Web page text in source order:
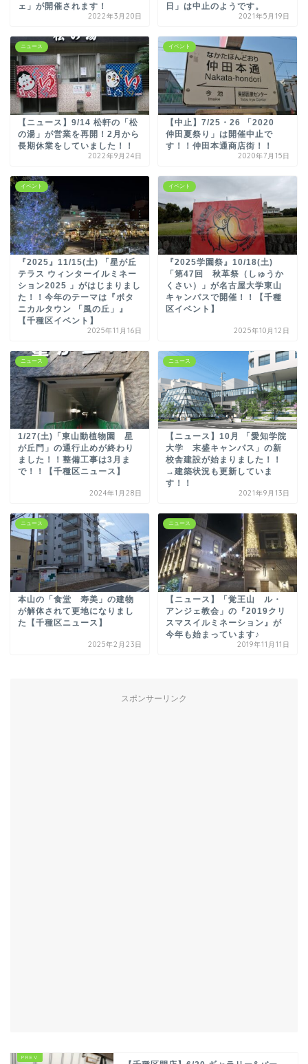
ェ」が開催されます！
2022年3月20日
日」は中止のようです。
2021年5月19日
ニュース
【ニュース】9/14 松軒の「松
の湯」が営業を再開！2月から
長期休業をしていました！！
2022年9月24日
イベント
【中止】7/25・26 「2020
仲田夏祭り」は開催中止で
す！！仲田本通商店街！！
2020年7月15日
イベント
『2025』11/15(土) 「星が丘
テラス ウィンターイルミネー
ション2025 」がはじまりまし
た！！今年のテーマは『ボタ
ニカルタウン 「風の丘」』
【千種区イベント】
2025年11月16日
イベント
『2025学園祭』10/18(土)
「第47回 秋革祭（しゅうか
くさい）」が名古屋大学東山
キャンパスで開催！！【千種
区イベント】
2025年10月12日
ニュース
1/27(土)「東山動植物園 星
が丘門」の通行止めが終わり
ました！！整備工事は3月ま
で！！【千種区ニュース】
2024年1月28日
ニュース
【ニュース】10月 「愛知学院
大学 末盛キャンパス」の新
校舎建設が始まりました！！
→建築状況も更新していま
す！！
2021年9月13日
ニュース
本山の「食堂 寿美」の建物
が解体されて更地になりまし
た【千種区ニュース】
2025年2月23日
ニュース
【ニュース】「覚王山 ル・
アンジェ教会」の『2019クリ
スマスイルミネーション』が
今年も始まっています♪
2019年11月11日
スポンサーリンク